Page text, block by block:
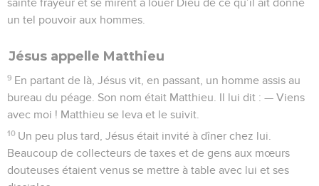
sainte frayeur et se mirent à louer Dieu de ce qu’il ait donné
un tel pouvoir aux hommes.
Jésus appelle Matthieu
9 En partant de là, Jésus vit, en passant, un homme assis au
bureau du péage. Son nom était Matthieu. Il lui dit : — Viens
avec moi ! Matthieu se leva et le suivit.
10 Un peu plus tard, Jésus était invité à dîner chez lui.
Beaucoup de collecteurs de taxes et de gens aux mœurs
douteuses étaient venus se mettre à table avec lui et ses